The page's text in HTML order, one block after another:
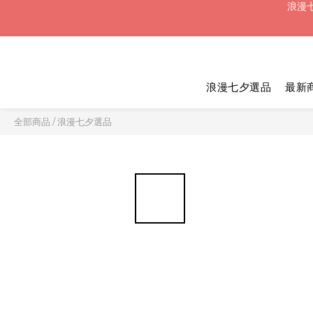
浪漫
浪漫七夕選品 最新
全部商品 /浪漫七夕選品